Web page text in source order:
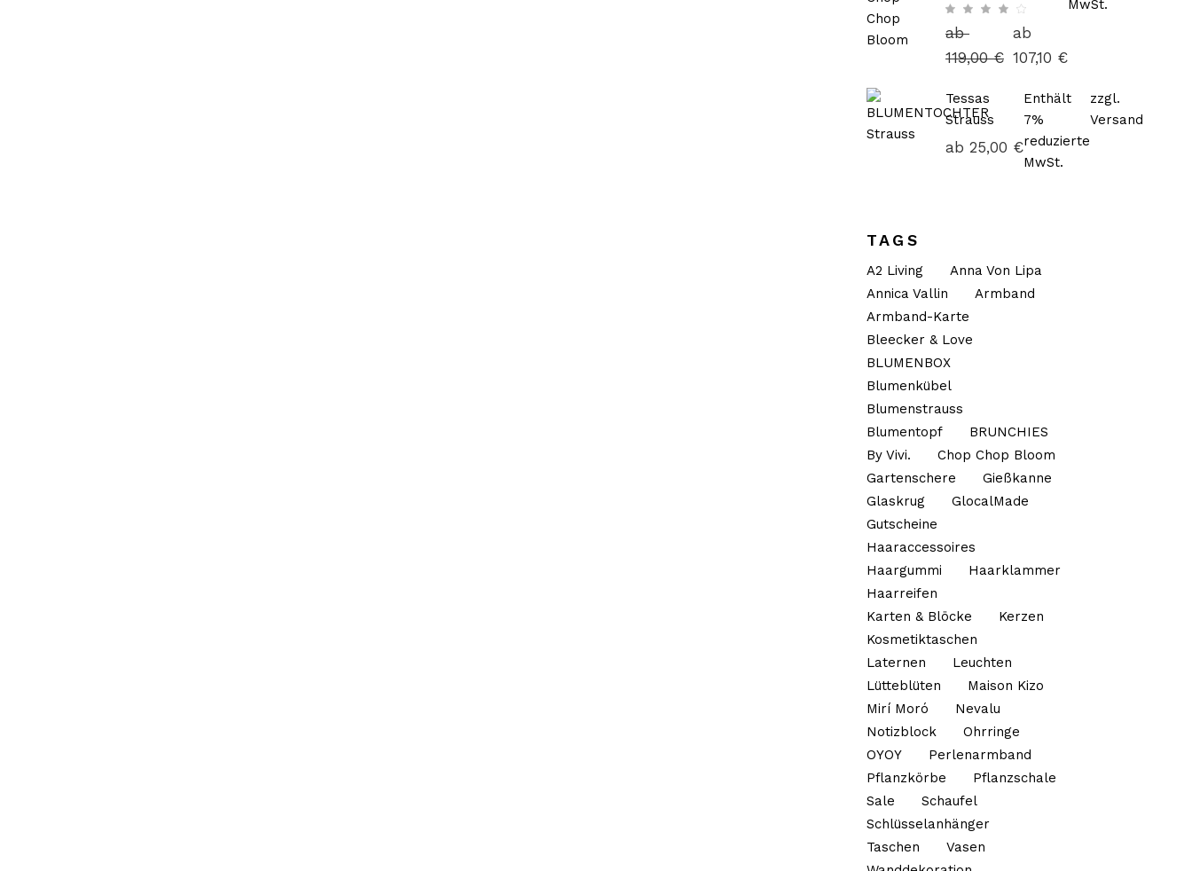
ab
119,00€
ab
107,10 €
MwSt.
Tessas
Strauss
ab 25,00 €
Enthält
7%
reduzierte
MwSt.
zzgl.
Versand
TAGS
A2 Living
Anna Von Lipa
Annica Vallin
Armband
Armband-Karte
Bleecker & Love
BLUMENBOX
Blumenkübel
Blumenstrauss
Blumentopf
BRUNCHIES
By Vivi.
Chop Chop Bloom
Gartenschere
Gießkanne
Glaskrug
GlocalMade
Gutscheine
Haaraccessoires
Haargummi
Haarklammer
Haarreifen
Karten & Blöcke
Kerzen
Kosmetiktaschen
Laternen
Leuchten
Lütteblüten
Maison Kizo
Mirí Moró
Nevalu
Notizblock
Ohrringe
OYOY
Perlenarmband
Pflanzkörbe
Pflanzschale
Sale
Schaufel
Schlüsselanhänger
Taschen
Vasen